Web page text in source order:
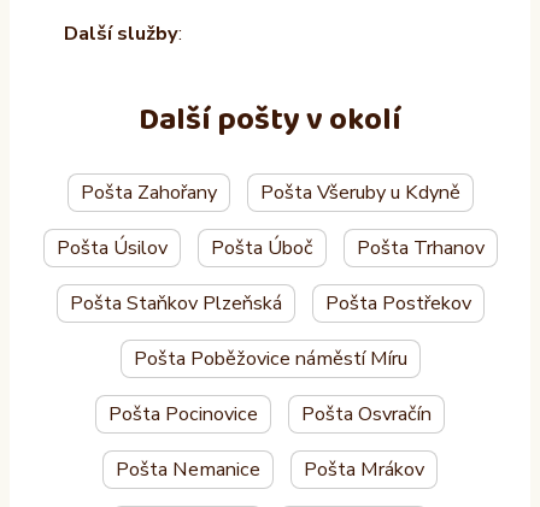
Další služby:
Další pošty v okolí
Pošta Zahořany Pošta Všeruby u Kdyně
Pošta Úsilov Pošta Úboč Pošta Trhanov
Pošta Staňkov Plzeňská Pošta Postřekov
Pošta Poběžovice náměstí Míru
Pošta Pocinovice Pošta Osvračín
Pošta Nemanice Pošta Mrákov